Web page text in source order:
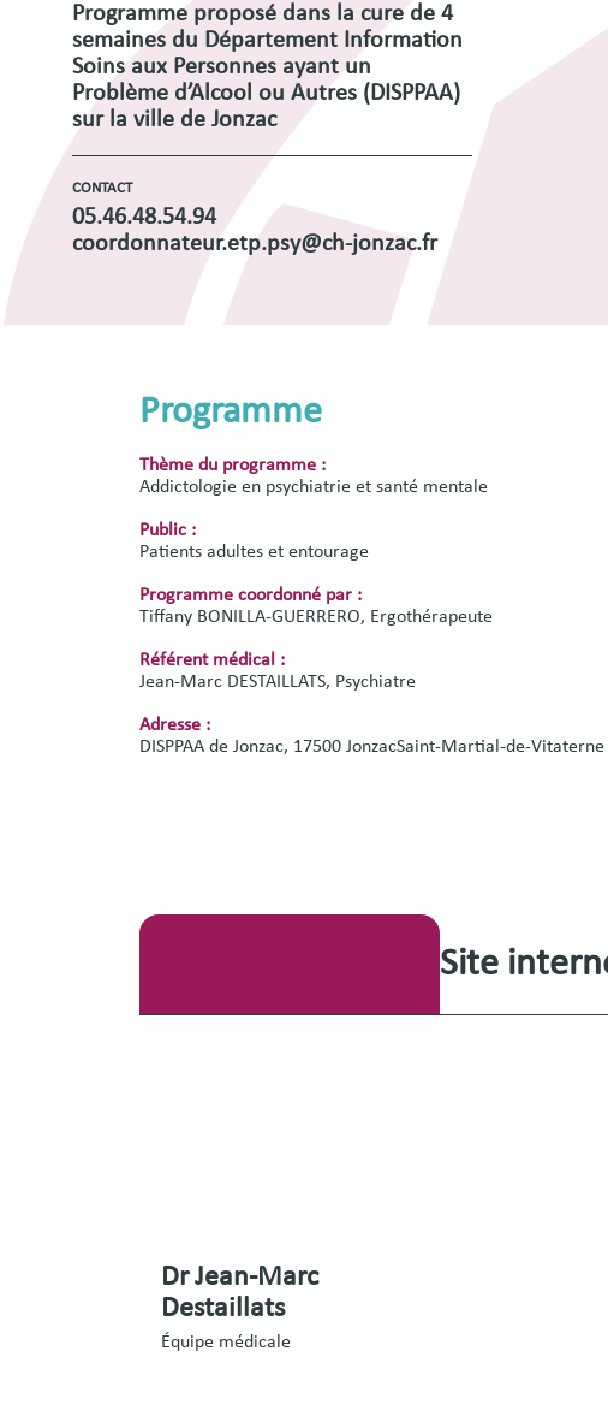
Programme proposé dans la cure de 4
semaines du Département Information
Soins aux Personnes ayant un
Problème d’Alcool ou Autres (DISPPAA)
sur la ville de Jonzac
CONTACT
05.46.48.54.94
coordonnateur.etp.psy@ch-jonzac.fr
Programme
Thème du programme :
Addictologie en psychiatrie et santé mentale
Public :
Patients adultes et entourage
Programme coordonné par :
Tiffany BONILLA-GUERRERO, Ergothérapeute
Référent médical :
Jean-Marc DESTAILLATS, Psychiatre
Adresse :
DISPPAA de Jonzac, 17500 JonzacSaint-Martial-de-Vitaterne
Site
Dr Jean-Marc
Destaillats
Équipe médicale